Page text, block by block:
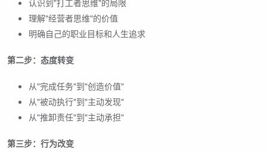
认识到"打工者思维"的局限
理解"经营者思维"的价值
明确自己的职业目标和人生追求
第二步：态度转变
从"完成任务"到"创造价值"
从"被动执行"到"主动发现"
从"推卸责任"到"主动承担"
第三步：行为改变